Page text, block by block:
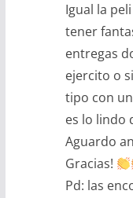
Igual la
tener
entregas
ejercito o
tipo con
es lo lindo
Aguardo
Gracias!
Pd: las